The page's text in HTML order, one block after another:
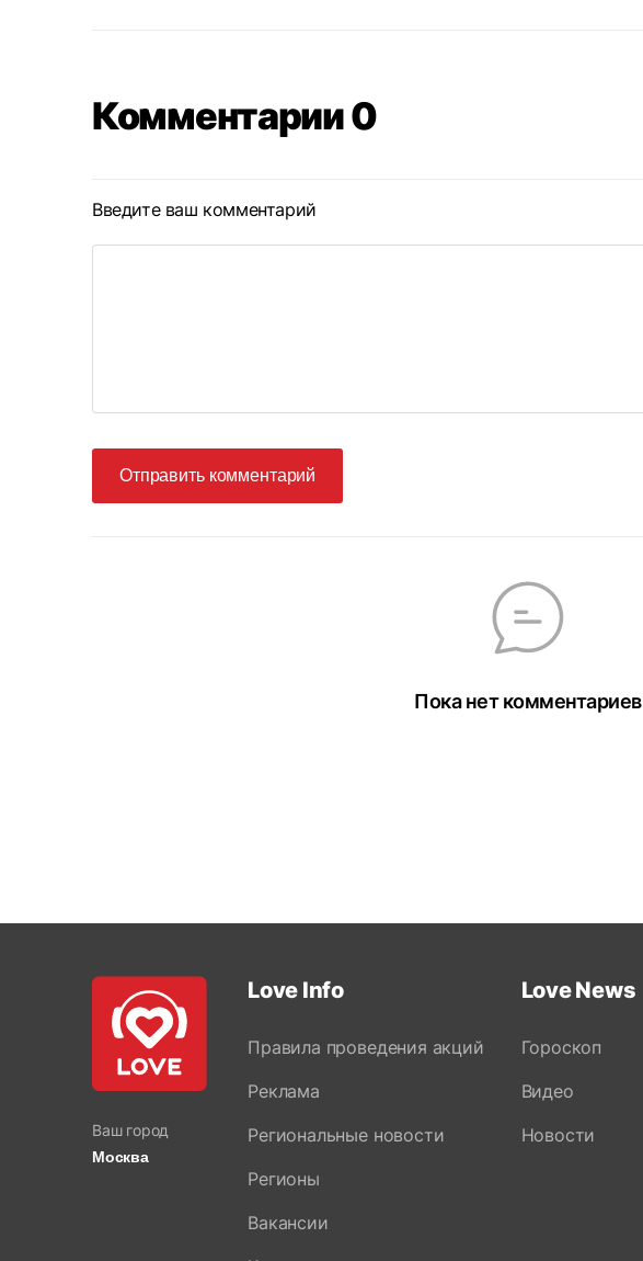
Комментарии 0
Введите ваш комментарий
Отправить комментарий
Пока нет комментариев
Ваш город
Москва
Love Info
Правила проведения акций
Реклама
Региональные новости
Регионы
Вакансии
Love News
Гороскоп
Видео
Новости